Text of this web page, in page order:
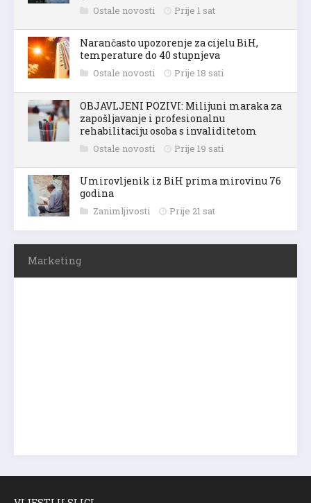
Ostale novosti Prije 1 sat
Narančasto upozorenje za cijelu BiH,
temperature do 40 stupnjeva
Ostale novosti Prije 18 sati
OBJAVLJENI POZIVI: Milijuni maraka za
zapošljavanje i profesionalnu
rehabilitaciju osoba s invaliditetom
Ostale novosti Prije 19 sati
Umirovljenik iz BiH prima mirovinu 76
godina
Zanimljivosti Prije 21 sat
Marketing